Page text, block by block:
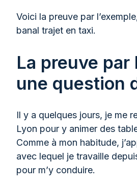
Voici la preuve par
banal trajet en taxi.
La preuve par
une question
Il y a quelques jours, je me
Lyon pour y animer des
Comme à mon habitude,
avec lequel je travaille
pour m’y conduire.